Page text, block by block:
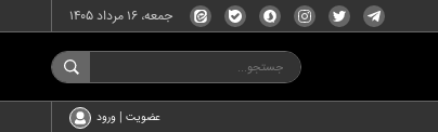
جمعه، ۱۶ مرداد ۱۴۰۵
عضویت | ورود